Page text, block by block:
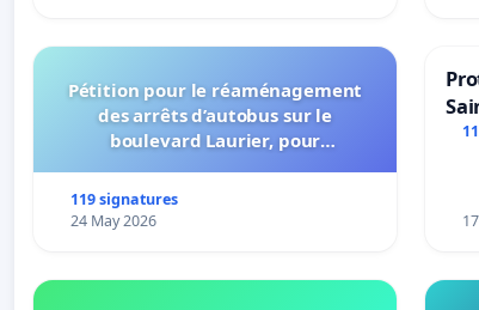
Pétition pour le réaménagement
des arrêts d’autobus sur le
boulevard Laurier, pour
connexion 805-802 à établir
119 signatures
24 May 2026